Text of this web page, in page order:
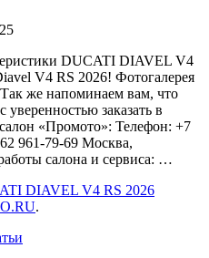
DUCATI DIAVEL V4
V4 RS 2026! Фотогалерея
же напоминаем вам, что
заказать в
«Промото»: Телефон: +7
961-79-69 Москва,
салона и сервиса: …
DIAVEL V4 RS 2026
.